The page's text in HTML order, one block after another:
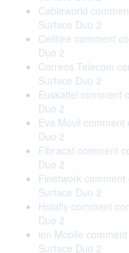
Cableworld
Surface Duo 2
Cellhire comment
Duo 2
Correos Telecom
Surface Duo 2
Euskaltel comment
Duo 2
Eva Móvil
Duo 2
Fibracat comment
Duo 2
Finetwork
Surface Duo 2
Holafly comment
Duo 2
ion Mobile
Surface Duo 2